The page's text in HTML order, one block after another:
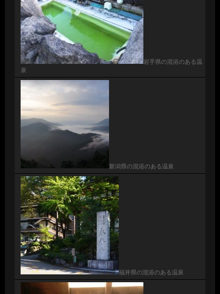
岩手県の混浴のある温
泉
新潟県の混浴のある温泉
福井県の混浴のある温泉